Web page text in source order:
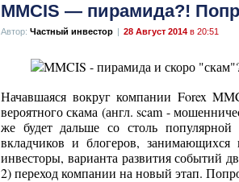
MMCIS — пирамида?!
Автор: Частный инвестор | 28 Август 2014 в 20:51
Начавшаяся вокруг компании Forex
вероятного скама (англ. scam -
же будет дальше со столь популярной
вкладчиков и блогеров,
инвесторы, варианта развития
2) переход компании на новый этап.